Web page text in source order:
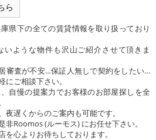
ら
県下の全ての賃貸情報を取り扱っており
ような物件も沢山ご紹介させて頂きま
審査が不安…保証人無しで契約をしたい…
ご相談下さい。
自慢の提案力でお客様のお部屋探しを全
遅くからのご案内も可能です。
Roomos (ルーモス) にお任せ下さい。
心よりお待ちしております。